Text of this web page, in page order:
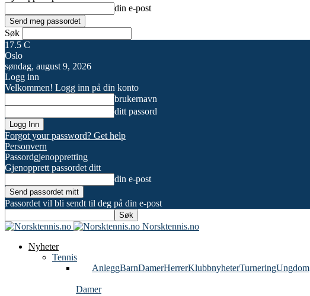
din e-post
Søk
17.5 C
Oslo
søndag, august 9, 2026
Logg inn
Velkommen! Logg inn på din konto
brukernavn
ditt passord
Forgot your password? Get help
Personvern
Passordgjenoppretting
Gjenopprett passordet ditt
din e-post
Passordet vil bli sendt til deg på din e-post
Norsktennis.no
Nyheter
Tennis
AnleggBarnDamerHerrerKlubbnyheterTurneringUngdom
Damer